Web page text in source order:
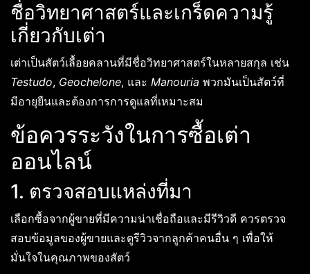
ชื่อวิทยาศาสตร์และเกร็ดความรู้
เกี่ยวกับเต่า
เต่าเป็นสัตว์เลื้อยคลานที่มีชื่อวิทยาศาสตร์ในหลายสกุล เช่น
Testudo, Geochelone, และ Manouria พวกมันเป็นสัตว์ที่
มีอายุยืนและต้องการการดูแลที่เหมาะสม
ข้อควรระวังในการซื้อเต่า
ออนไลน์
1. ตรวจสอบแหล่งที่มา
เลือกซื้อจากผู้ขายที่มีความน่าเชื่อถือและมีรีวิวดี ควรตรวจ
สอบข้อมูลของผู้ขายและดูรีวิวจากลูกค้าคนอื่น ๆ เพื่อให้
มั่นใจในคุณภาพของสัตว์